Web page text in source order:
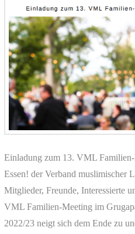
Einladung zum 13. VML
Essen! der Verband muslimischer
Mitglieder, Freunde, Interessierte
VML Familien-Meeting im
2022/23 neigt sich dem Ende zu